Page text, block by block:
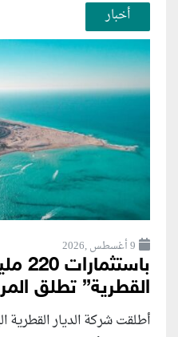
أخبار
9 أغسطس ,2026
القطرية” تطلق
أطلقت شركة الديار القطرية